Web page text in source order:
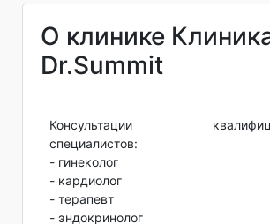
О клинике
Dr.Summit
Консультации
специалистов:
- гинеколог
- кардиолог
- терапевт
- эндокринолог